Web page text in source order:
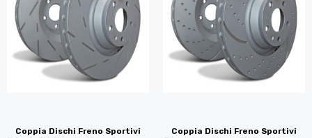
Coppia Dischi Freno Sportivi
Coppia Dischi Freno Sportivi